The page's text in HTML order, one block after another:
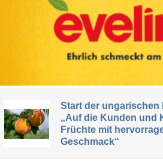
Start der ungarischen
„Auf die Kunden und
Früchte mit
Geschmack“